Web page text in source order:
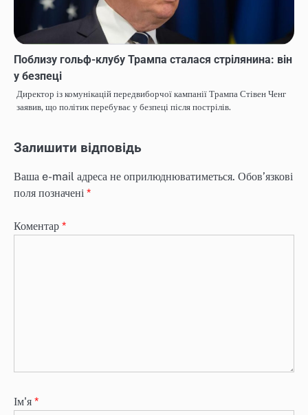
Поблизу гольф-клубу Трампа сталася стрілянина: він
у безпеці
Директор із комунікацій передвиборчої кампанії Трампа Стівен Ченг
заявив, що політик перебуває у безпеці після пострілів.
Залишити відповідь
Ваша e-mail адреса не оприлюднюватиметься. Обов’язкові
поля позначені *
Коментар *
Ім'я *